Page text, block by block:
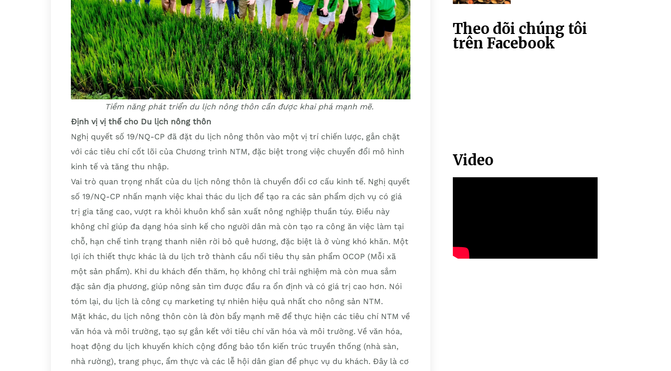
Tiềm năng phát triển du lịch nông thôn cần được khai phá mạnh mẽ.
Định vị vị thế cho Du lịch nông thôn
Nghị quyết số 19/NQ-CP đã đặt du lịch nông thôn vào một vị trí chiến lược, gắn chặt
với các tiêu chí cốt lõi của Chương trình NTM, đặc biệt trong việc chuyển đổi mô hình
kinh tế và tăng thu nhập.
Vai trò quan trọng nhất của du lịch nông thôn là chuyển đổi cơ cấu kinh tế. Nghị quyết
số 19/NQ-CP nhấn mạnh việc khai thác du lịch để tạo ra các sản phẩm dịch vụ có giá
trị gia tăng cao, vượt ra khỏi khuôn khổ sản xuất nông nghiệp thuần túy. Điều này
không chỉ giúp đa dạng hóa sinh kế cho người dân mà còn tạo ra công ăn việc làm tại
chỗ, hạn chế tình trạng thanh niên rời bỏ quê hương, đặc biệt là ở vùng khó khăn. Một
lợi ích thiết thực khác là du lịch trở thành cầu nối tiêu thụ sản phẩm OCOP (Mỗi xã
một sản phẩm). Khi du khách đến thăm, họ không chỉ trải nghiệm mà còn mua sắm
đặc sản địa phương, giúp nông sản tìm được đầu ra ổn định và có giá trị cao hơn. Nói
tóm lại, du lịch là công cụ marketing tự nhiên hiệu quả nhất cho nông sản NTM.
Mặt khác, du lịch nông thôn còn là đòn bẩy mạnh mẽ để thực hiện các tiêu chí NTM về
văn hóa và môi trường, tạo sự gắn kết với tiêu chí văn hóa và môi trường. Về văn hóa,
hoạt động du lịch khuyến khích cộng đồng bảo tồn kiến trúc truyền thống (nhà sàn,
nhà rường), trang phục, ẩm thực và các lễ hội dân gian để phục vụ du khách. Đây là cơ
Theo dõi chúng tôi
trên Facebook
Video